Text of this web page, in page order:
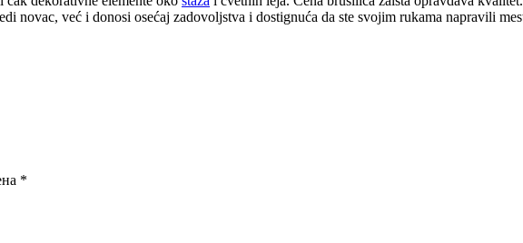
novac, već i donosi osećaj zadovoljstva i dostignuća da ste svojim rukama napravili
*